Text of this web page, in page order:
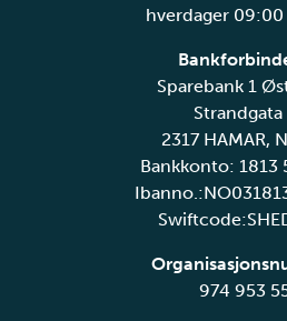
hverdager
Sparebank 1
Strandgata
2317 HAMAR,
Bankkonto: 1813
974 953